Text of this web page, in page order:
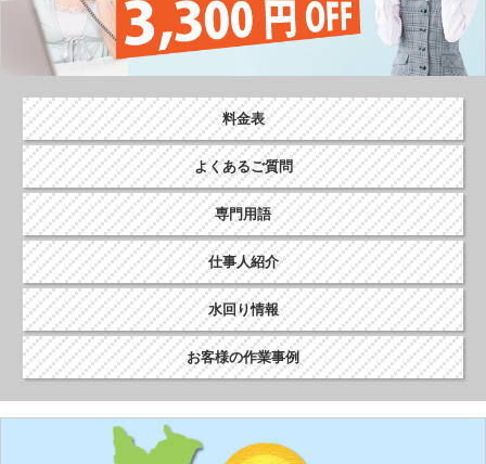
料金表
よくあるご質問
専門用語
仕事人紹介
水回り情報
お客様の作業事例